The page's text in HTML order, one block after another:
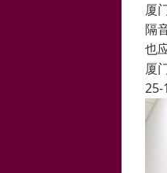
厦
隔
也
厦
25-